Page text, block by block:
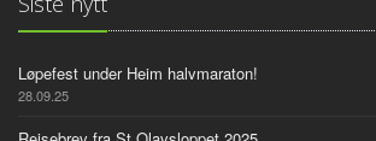
Løpefest under Heim halvmaraton!
28.09.25